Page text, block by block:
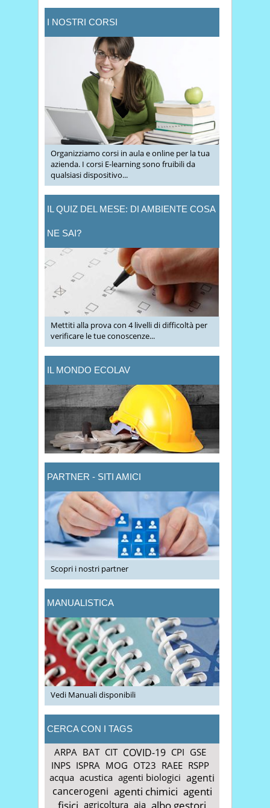
I NOSTRI CORSI
Organizziamo corsi in aula e online per la tua
azienda. I corsi E-learning sono fruibili da
qualsiasi dispositivo...
IL QUIZ DEL MESE: DI AMBIENTE COSA
NE SAI?
Mettiti alla prova con 4 livelli di difficoltà per
verificare le tue conoscenze...
IL MONDO ECOLAV
PARTNER - SITI AMICI
Scopri i nostri partner
MANUALISTICA
Vedi Manuali disponibili
CERCA CON I TAGS
ARPA BAT CIT COVID-19 CPI GSE
INPS ISPRA MOG OT23 RAEE RSPP
acqua acustica agenti biologici agenti
cancerogeni agenti chimici agenti
fisici agricoltura aia albo gestori